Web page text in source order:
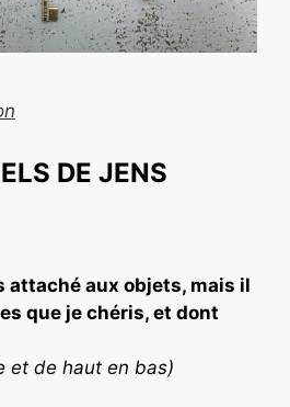
DE JENS
attaché aux objets, mais il
que je chéris, et dont
et de haut en bas)